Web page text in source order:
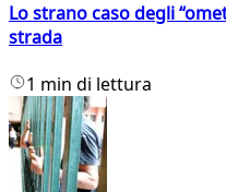
Lo strano caso degli
strada
1 min di lettura